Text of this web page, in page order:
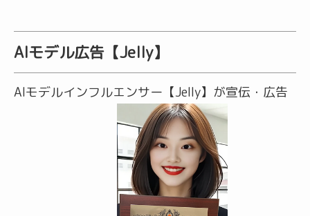
AIモデル広告【Jelly】
AIモデルインフルエンサー【Jelly】が宣伝・広告